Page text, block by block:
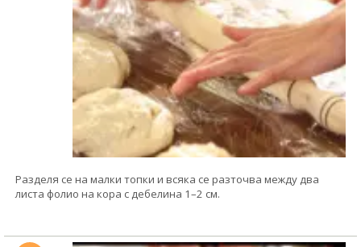
Разделя се на малки топки и всяка се разточва между два
листа фолио на кора с дебелина 1–2 см.